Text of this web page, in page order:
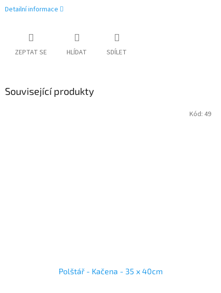
Detailní informace
ZEPTAT SE HLÍDAT SDÍLET
Související produkty
Polštář - Kačena - 35 x 40cm
Kód: 49